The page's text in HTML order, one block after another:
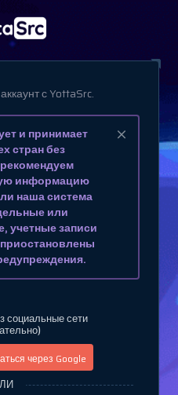
с YottaSrc.
и принимает
стран без
информацию
наша система
или
учетные записи
социальные сети
через Google